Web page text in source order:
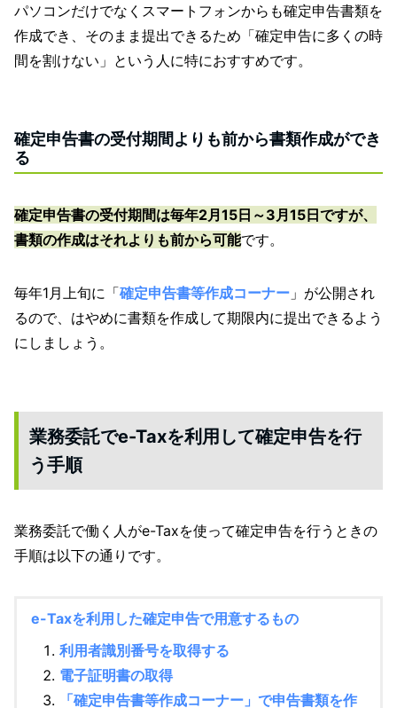
パソコンだけでなくスマートフォンからも確定申告書類を
作成でき、そのまま提出できるため「確定申告に多くの時
間を割けない」という人に特におすすめです。
確定申告書の受付期間よりも前から書類作成ができ
る
確定申告書の受付期間は毎年2月15日～3月15日ですが、
書類の作成はそれよりも前から可能です。
毎年1月上旬に「確定申告書等作成コーナー 」が公開され
るので、はやめに書類を作成して期限内に提出できるよう
にしましょう。
業務委託でe-Taxを利用して確定申告を行
う手順
業務委託で働く人がe-Taxを使って確定申告を行うときの
手順は以下の通りです。
e-Taxを利用した確定申告で用意するもの
利用者識別番号を取得する
電子証明書の取得
「確定申告書等作成コーナー」で申告書類を作